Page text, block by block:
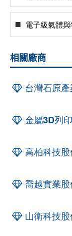
電子級氣體
相關廠商
台灣石原
金屬3D列
高柏科技
喬越實業
山衛科技